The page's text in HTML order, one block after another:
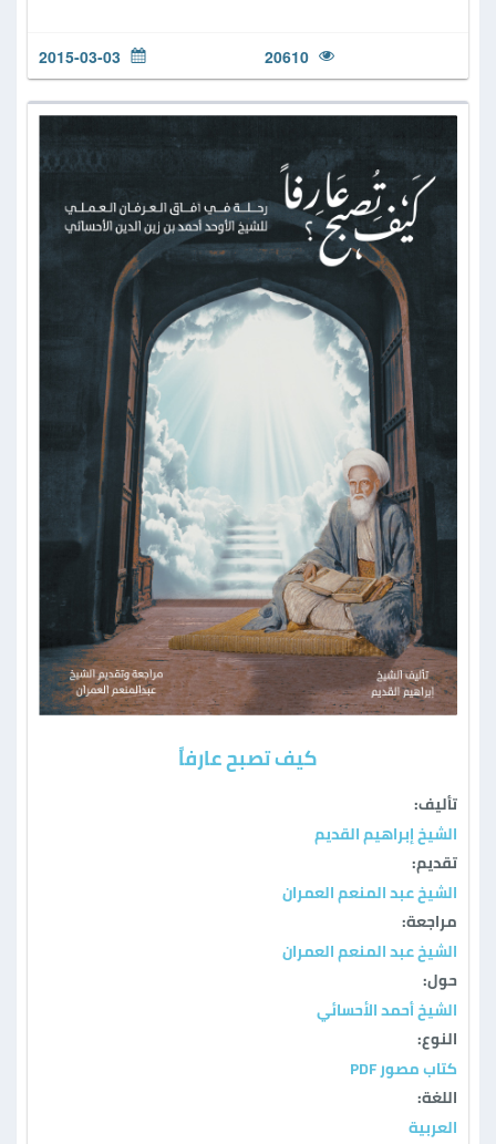
20610
2015-03-03
كيف تصبح عارفاً
تأليف:
الشيخ إبراهيم القديم
تقديم:
الشيخ عبد المنعم العمران
مراجعة:
الشيخ عبد المنعم العمران
حول:
الشيخ أحمد الأحسائي
النوع:
كتاب مصور PDF
اللغة:
العربية